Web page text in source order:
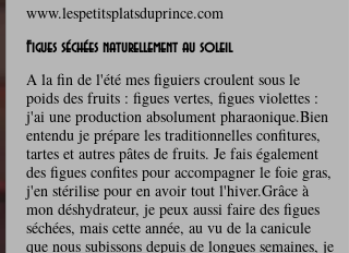
www.lespetitsplatsduprince.com
Figues séchées naturellement au soleil
A la fin de l'été mes figuiers croulent sous le
poids des fruits : figues vertes, figues violettes :
j'ai une production absolument pharaonique.Bien
entendu je prépare les traditionnelles confitures,
tartes et autres pâtes de fruits. Je fais également
des figues confites pour accompagner le foie gras,
j'en stérilise pour en avoir tout l'hiver.Grâce à
mon déshydrateur, je peux aussi faire des figues
séchées, mais cette année, au vu de la canicule
que nous subissons depuis de longues semaines, je